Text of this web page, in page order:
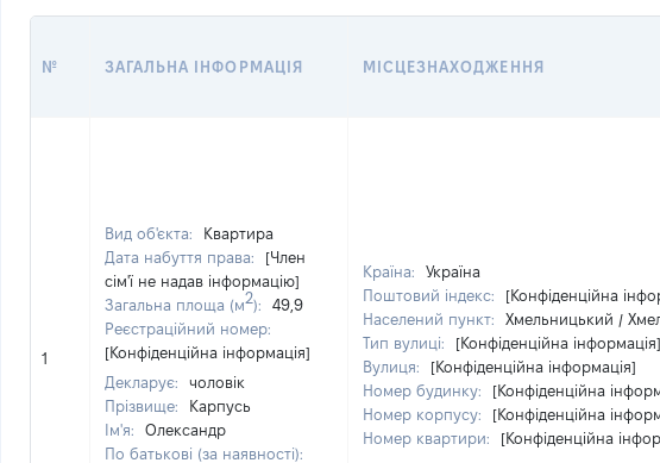
№ ЗАГАЛЬНА ІНФОРМАЦІЯ МІСЦЕЗНАХОДЖЕННЯ
1
Вид об'єкта:
Квартира
Дата набуття права:
[Член
сім'ї не надав інформацію]
Загальна площа (м2):
49,9
Реєстраційний номер:
[Конфіденційна інформація]
Декларує:
чоловік
Прізвище:
Карпусь
Ім'я:
Олександр
По батькові (за наявності):
Країна:
Україна
Поштовий індекс:
[Конфіденційна
Населений пункт:
Хмельницький /
Тип вулиці:
[Конфіденційна інформація]
Вулиця:
[Конфіденційна інформація]
Номер будинку:
[Конфіденційна
Номер корпусу:
[Конфіденційна
Номер квартири:
[Конфіденційна